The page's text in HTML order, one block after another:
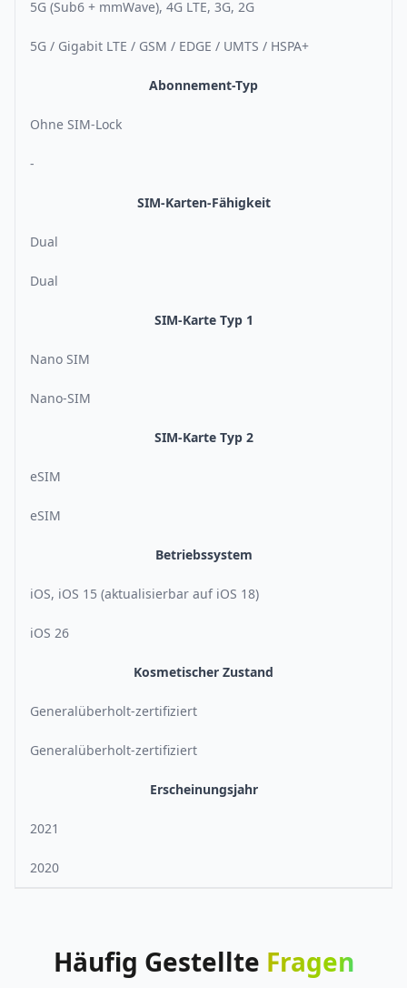
5G (Sub6 + mmWave), 4G LTE, 3G, 2G
5G / Gigabit LTE / GSM / EDGE / UMTS / HSPA+
Abonnement-Typ
Ohne SIM-Lock
-
SIM-Karten-Fähigkeit
Dual
Dual
SIM-Karte Typ 1
Nano SIM
Nano-SIM
SIM-Karte Typ 2
eSIM
eSIM
Betriebssystem
iOS, iOS 15 (aktualisierbar auf iOS 18)
iOS 26
Kosmetischer Zustand
Generalüberholt-zertifiziert
Generalüberholt-zertifiziert
Erscheinungsjahr
2021
2020
Häufig Gestellte Fragen